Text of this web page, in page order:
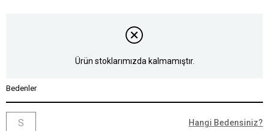
Ürün stoklarımızda kalmamıştır.
Bedenler
S
Hangi Bedensiniz?